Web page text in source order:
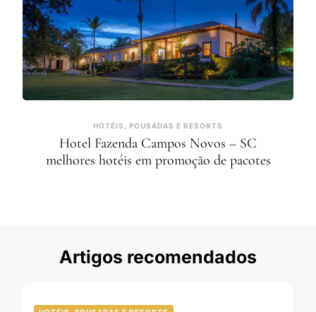
HOTÉIS, POUSADAS E RESORTS
Hotel Fazenda Campos Novos – SC
melhores hotéis em promoção de pacotes
Artigos recomendados